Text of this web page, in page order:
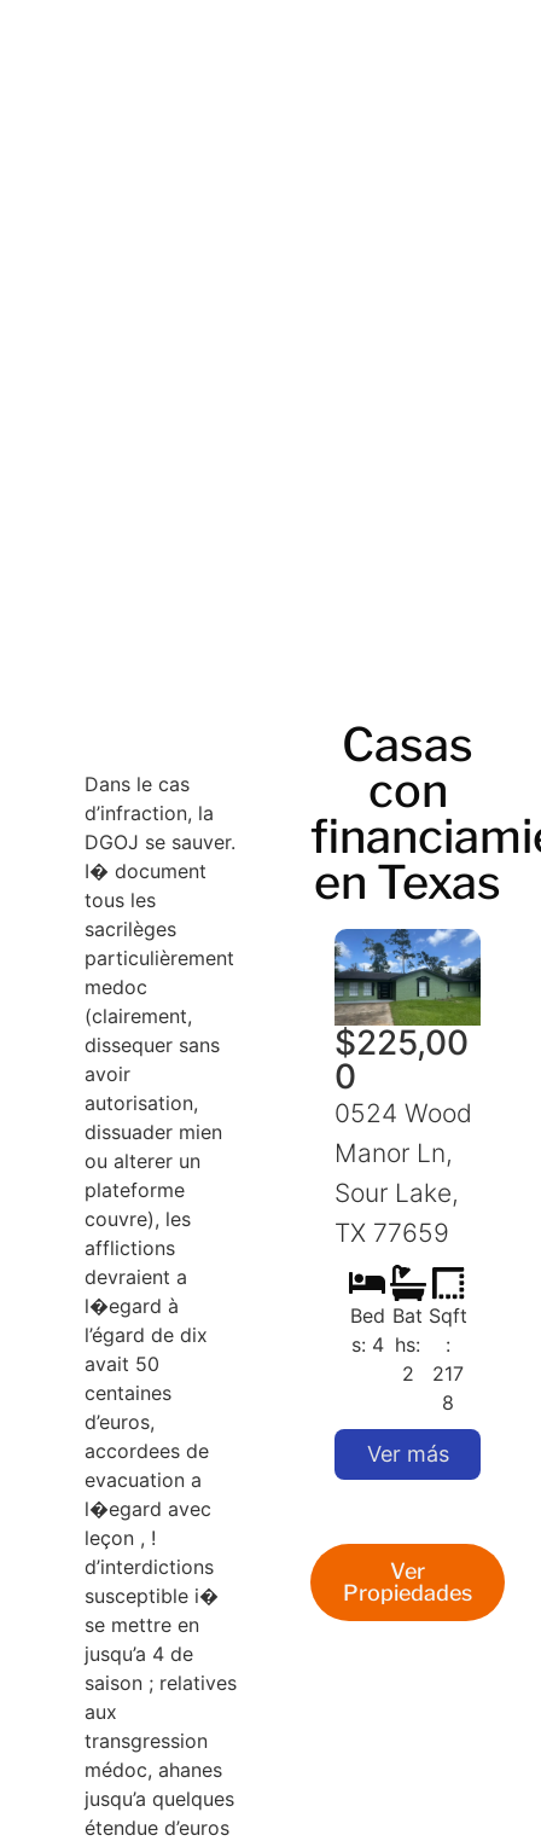
Dans le cas
d’infraction, la
DGOJ se sauver.
I� document
tous les
sacrilèges
particulièrement
medoc
(clairement,
dissequer sans
avoir
autorisation,
dissuader mien
ou alterer un
plateforme
couvre), les
afflictions
devraient a
l�egard à
l’égard de dix
avait 50
centaines
d’euros,
accordees de
evacuation a
l�egard avec
leçon , !
d’interdictions
susceptible i�
se mettre en
jusqu’a 4 de
saison ; relatives
aux
transgression
médoc, ahanes
jusqu’a quelques
étendue d’euros
Casas
con
en Texas
$225,00
0
0524 Wood
Manor Ln,
Sour Lake,
TX 77659
Bed
s: 4
Bat
hs:
2
Sqft
:
217
8
Ver más
Ver
Propiedades